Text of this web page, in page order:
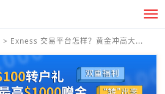
> Exness 交易平台怎样？黄金冲高大...